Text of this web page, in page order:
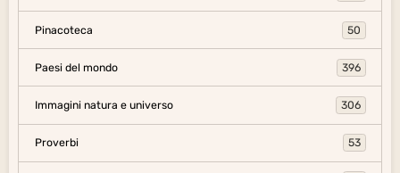
Pinacoteca 50
Paesi del mondo 396
Immagini natura e universo 306
Proverbi 53